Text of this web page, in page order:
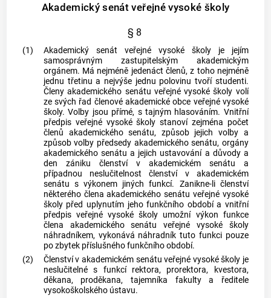
Akademický senát veřejné vysoké školy
§ 8
(1)
Akademický senát veřejné vysoké školy je jejím
samosprávným zastupitelským akademickým
orgánem. Má nejméně jedenáct členů, z toho nejméně
jednu třetinu a nejvýše jednu polovinu tvoří studenti.
Členy akademického senátu veřejné vysoké školy volí
ze svých řad členové akademickéobce veřejné vysoké
školy. Volby jsou přímé, s tajným hlasováním. Vnitřní
předpis veřejné vysoké školy stanoví zejména počet
členů akademického senátu, způsob jejich volby a
způsob volby předsedy akademického senátu, orgány
akademického senátu a jejich ustavování a důvody a
den zániku členství v akademickém senátu a
případnou neslučitelnost členství v akademickém
senátu s výkonem jiných funkcí. Zanikne-li členství
některého člena akademického senátu veřejné vysoké
školy před uplynutím jeho funkčního období a vnitřní
předpis veřejné vysoké školy umožní výkon funkce
člena akademického senátu veřejné vysoké školy
náhradníkem, vykonává náhradník tuto funkci pouze
po zbytek příslušného funkčního období.
(2)
Členství v akademickém senátu veřejné vysoké školy je
neslučitelné s funkcí rektora, prorektora, kvestora,
děkana, proděkana, tajemníka fakulty a ředitele
vysokoškolského ústavu.